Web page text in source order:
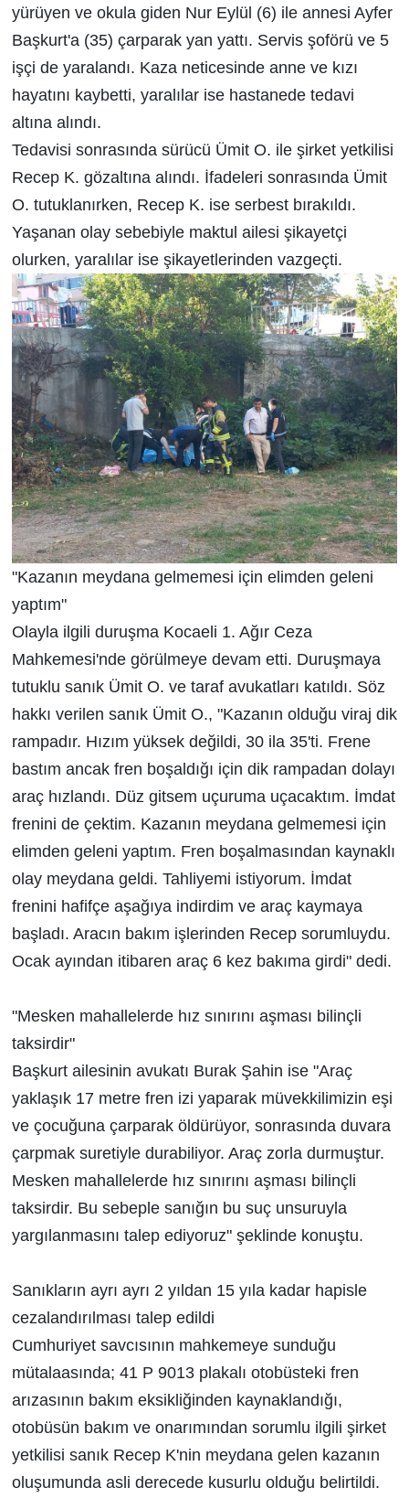
yürüyen ve okula giden Nur Eylül (6) ile annesi Ayfer
Başkurt'a (35) çarparak yan yattı. Servis şoförü ve 5
işçi de yaralandı. Kaza neticesinde anne ve kızı
hayatını kaybetti, yaralılar ise hastanede tedavi
altına alındı.
Tedavisi sonrasında sürücü Ümit O. ile şirket yetkilisi
Recep K. gözaltına alındı. İfadeleri sonrasında Ümit
O. tutuklanırken, Recep K. ise serbest bırakıldı.
Yaşanan olay sebebiyle maktul ailesi şikayetçi
olurken, yaralılar ise şikayetlerinden vazgeçti.
"Kazanın meydana gelmemesi için elimden geleni
yaptım"
Olayla ilgili duruşma Kocaeli 1. Ağır Ceza
Mahkemesi'nde görülmeye devam etti. Duruşmaya
tutuklu sanık Ümit O. ve taraf avukatları katıldı. Söz
hakkı verilen sanık Ümit O., "Kazanın olduğu viraj dik
rampadır. Hızım yüksek değildi, 30 ila 35'ti. Frene
bastım ancak fren boşaldığı için dik rampadan dolayı
araç hızlandı. Düz gitsem uçuruma uçacaktım. İmdat
frenini de çektim. Kazanın meydana gelmemesi için
elimden geleni yaptım. Fren boşalmasından kaynaklı
olay meydana geldi. Tahliyemi istiyorum. İmdat
frenini hafifçe aşağıya indirdim ve araç kaymaya
başladı. Aracın bakım işlerinden Recep sorumluydu.
Ocak ayından itibaren araç 6 kez bakıma girdi" dedi.
"Mesken mahallelerde hız sınırını aşması bilinçli
taksirdir"
Başkurt ailesinin avukatı Burak Şahin ise "Araç
yaklaşık 17 metre fren izi yaparak müvekkilimizin eşi
ve çocuğuna çarparak öldürüyor, sonrasında duvara
çarpmak suretiyle durabiliyor. Araç zorla durmuştur.
Mesken mahallelerde hız sınırını aşması bilinçli
taksirdir. Bu sebeple sanığın bu suç unsuruyla
yargılanmasını talep ediyoruz" şeklinde konuştu.
Sanıkların ayrı ayrı 2 yıldan 15 yıla kadar hapisle
cezalandırılması talep edildi
Cumhuriyet savcısının mahkemeye sunduğu
mütalaasında; 41 P 9013 plakalı otobüsteki fren
arızasının bakım eksikliğinden kaynaklandığı,
otobüsün bakım ve onarımından sorumlu ilgili şirket
yetkilisi sanık Recep K'nin meydana gelen kazanın
oluşumunda asli derecede kusurlu olduğu belirtildi.